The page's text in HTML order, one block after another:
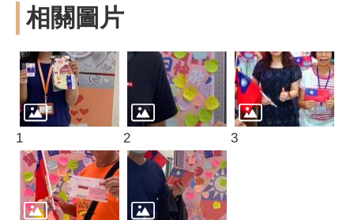
相關圖片
1 2 3